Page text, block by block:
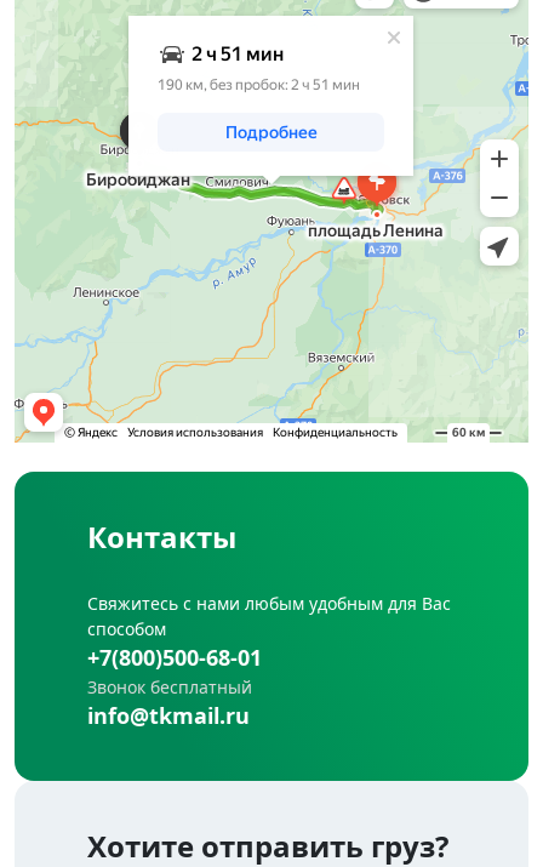
Контакты
Свяжитесь с нами любым удобным для Вас
способом
+7(800)500-68-01
Звонок бесплатный
info@tkmail.ru
Хотите отправить груз?